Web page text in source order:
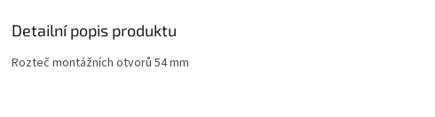
Detailní popis produktu
Rozteč montážních otvorů 54 mm